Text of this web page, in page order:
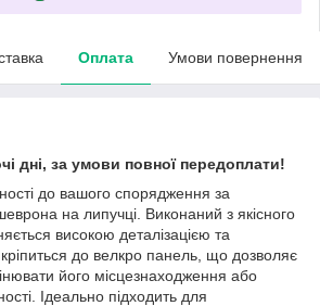
Оплата Умови повернення
дні, за умови повної передоплати!
до вашого спорядження за
на липучці. Виконаний з якісного
високою деталізацією та
кріпиться до велкро панель, що дозволяє
його місцезнаходження або
Ідеально підходить для